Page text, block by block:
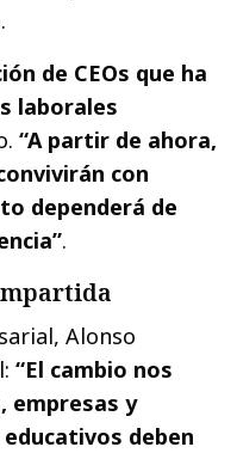
.
de CEOs que ha
laborales
“A partir de ahora,
con
dependerá de
.
Alonso
“El cambio nos
empresas y
deben